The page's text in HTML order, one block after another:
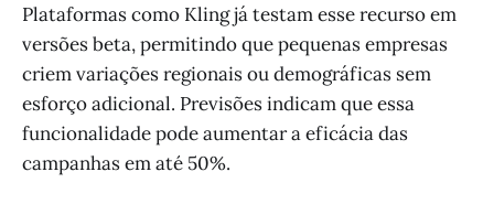
Plataformas como Kling já testam esse recurso em
versões beta, permitindo que pequenas empresas
criem variações regionais ou demográficas sem
esforço adicional. Previsões indicam que essa
funcionalidade pode aumentar a eficácia das
campanhas em até 50%.